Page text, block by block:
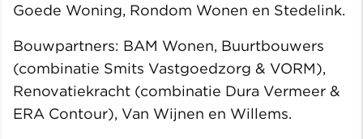
Goede Woning, Rondom Wonen en Stedelink.
Bouwpartners: BAM Wonen, Buurtbouwers
(combinatie Smits Vastgoedzorg & VORM),
Renovatiekracht (combinatie Dura Vermeer &
ERA Contour), Van Wijnen en Willems.